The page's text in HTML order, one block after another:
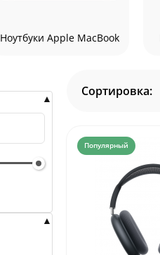
Ноутбуки Apple MacBook
Сортировка:
Популярный